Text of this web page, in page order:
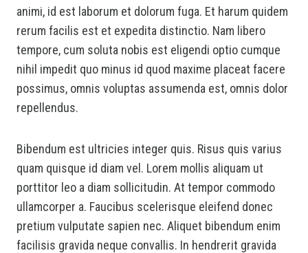
animi, id est laborum et dolorum fuga. Et harum quidem
rerum facilis est et expedita distinctio. Nam libero
tempore, cum soluta nobis est eligendi optio cumque
nihil impedit quo minus id quod maxime placeat facere
possimus, omnis voluptas assumenda est, omnis dolor
repellendus.
Bibendum est ultricies integer quis. Risus quis varius
quam quisque id diam vel. Lorem mollis aliquam ut
porttitor leo a diam sollicitudin. At tempor commodo
ullamcorper a. Faucibus scelerisque eleifend donec
pretium vulputate sapien nec. Aliquet bibendum enim
facilisis gravida neque convallis. In hendrerit gravida